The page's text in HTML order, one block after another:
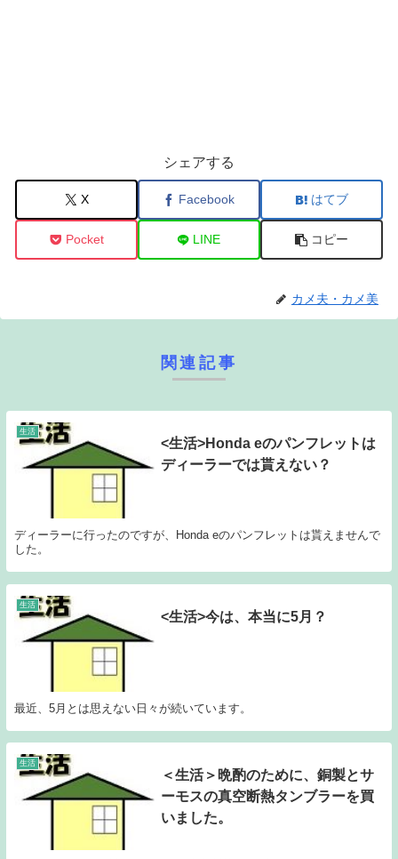
シェアする
X Facebook はてブ
Pocket LINE コピー
カメ夫・カメ美
関連記事
生活
<生活>Honda eのパンフレットは
ディーラーでは貰えない？
ディーラーに行ったのですが、Honda eのパンフレットは貰えませんで
した。
生活
<生活>今は、本当に5月？
最近、5月とは思えない日々が続いています。
生活
＜生活＞晩酌のために、銅製とサ
ーモスの真空断熱タンブラーを買
いました。